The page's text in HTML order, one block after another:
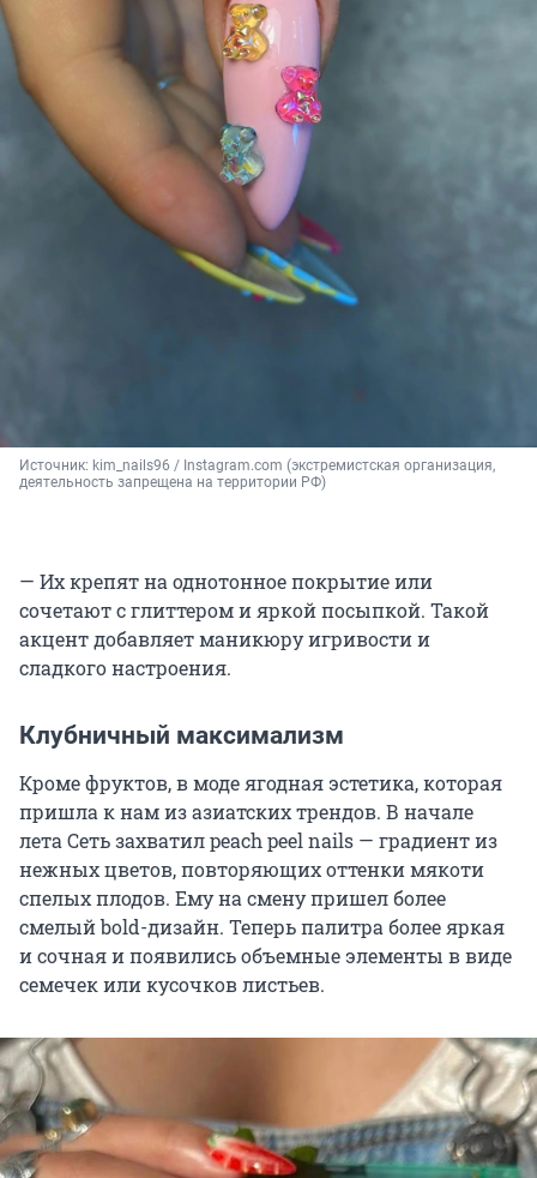
Источник: kim_nails96 / Instagram.com (экстремистская организация,
деятельность запрещена на территории РФ)
— Их крепят на однотонное покрытие или
сочетают с глиттером и яркой посыпкой. Такой
акцент добавляет маникюру игривости и
сладкого настроения.
Клубничный максимализм
Кроме фруктов, в моде ягодная эстетика, которая
пришла к нам из азиатских трендов. В начале
лета Сеть захватил peach peel nails — градиент из
нежных цветов, повторяющих оттенки мякоти
спелых плодов. Ему на смену пришел более
смелый bold-дизайн. Теперь палитра более яркая
и сочная и появились объемные элементы в виде
семечек или кусочков листьев.